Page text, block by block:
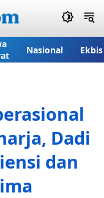
Nasional Ekbis
Dadi
dan